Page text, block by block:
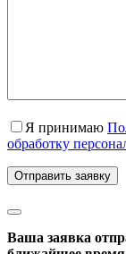
Я принимаю
обработку
Ваша заявка